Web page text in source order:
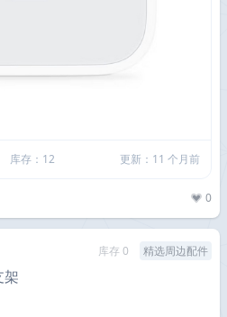
库存：12 更新：11 个月前
0
库存 0 精选周边配件
架